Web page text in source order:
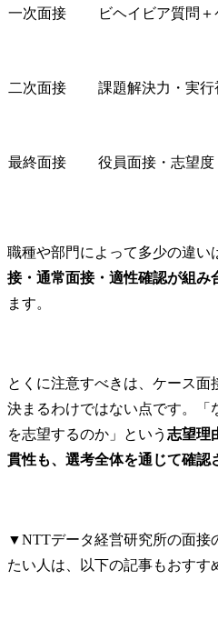
一次面接 ビヘイビア質問
二次面接 課題解決力・実行
最終面接 役員面接・志望
職種や部門によって多少の違い
接・通常面接・適性確認が組み
ます。
とくに注意すべきは、ケース
決まるわけではない点です。「
を志望するのか」という 志望理
貫性も、選考全体を通じて確認
▼NTTデータ経営研究所の面接
たい人は、以下の記事もおすす